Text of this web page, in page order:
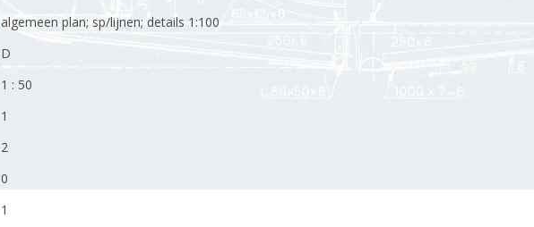
algemeen plan; sp/lijnen; details 1:100
D
1 : 50
1
2
0
1